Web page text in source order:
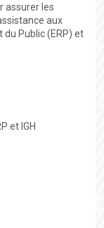
assurer les
aux
Public (ERP) et
et IGH